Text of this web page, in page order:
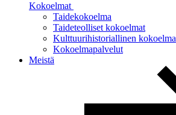
Kokoelmat
Taidekokoelma
Taideteolliset kokoelmat
Kulttuurihistoriallinen kokoelma
Kokoelmapalvelut
Meistä